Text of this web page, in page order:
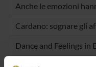
Anche le emozioni
Cardano: sognare gli
Dance and Feelings in